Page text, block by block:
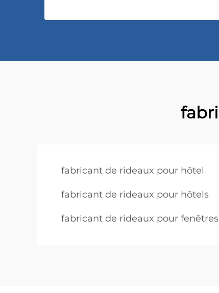
fabricant de rideaux pour hôtel
fabricant de rideaux pour hôtels
fabricant de rideaux pour